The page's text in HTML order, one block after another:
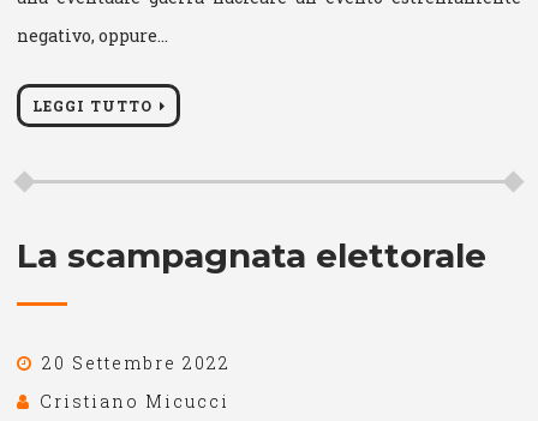
negativo, oppure…
LEGGI TUTTO
La scampagnata elettorale
20 Settembre 2022
Cristiano Micucci